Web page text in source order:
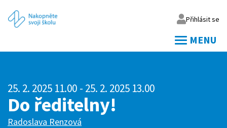
Přihlásit se
Vaše heslo
MENU
25. 2. 2025 11.00 - 25. 2. 2025 13.00
Do ředitelny!
Radoslava Renzová